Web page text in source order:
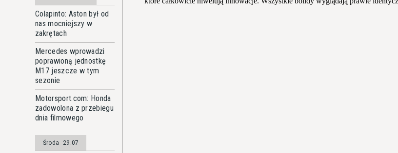
Colapinto: Aston był od
nas mocniejszy w
zakrętach
Mercedes wprowadzi
poprawioną jednostkę
M17 jeszcze w tym
sezonie
Motorsport.com: Honda
zadowolona z przebiegu
dnia filmowego
Środa 29.07